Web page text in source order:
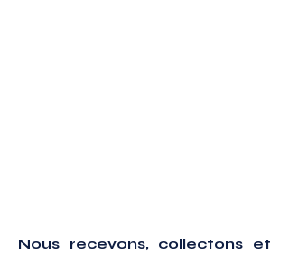
Nous recevons, collectons et